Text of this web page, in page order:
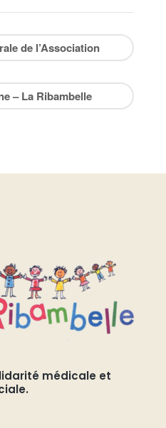
de l’Association
– La Ribambelle
médicale et